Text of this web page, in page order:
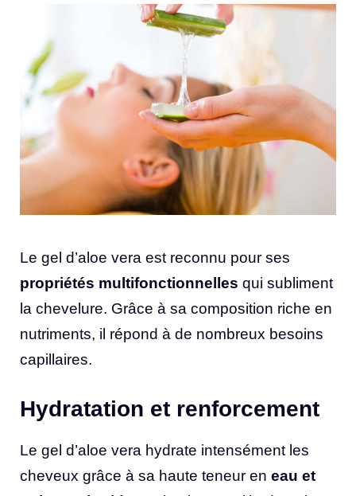
Le gel d’aloe vera est reconnu pour ses
propriétés multifonctionnelles qui subliment
la chevelure. Grâce à sa composition riche en
nutriments, il répond à de nombreux besoins
capillaires.
Hydratation et renforcement
Le gel d’aloe vera hydrate intensément les
cheveux grâce à sa haute teneur en eau et